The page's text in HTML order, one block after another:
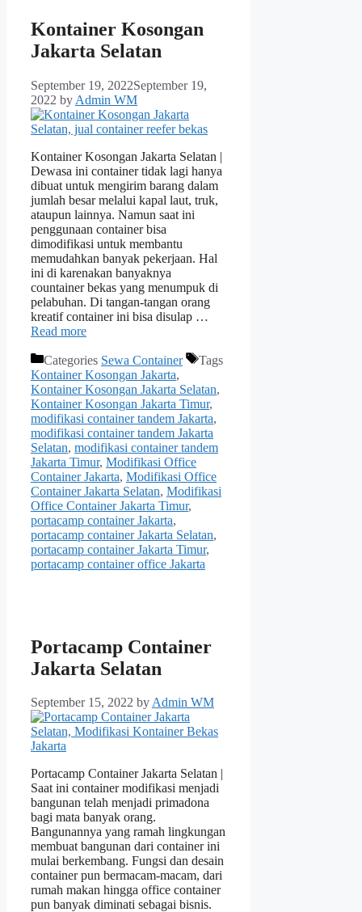
Kontainer Kosongan
Jakarta Selatan
September 19, 2022September 19,
2022 by Admin WM
Kontainer Kosongan Jakarta Selatan |
Dewasa ini container tidak lagi hanya
dibuat untuk mengirim barang dalam
jumlah besar melalui kapal laut, truk,
ataupun lainnya. Namun saat ini
penggunaan container bisa
dimodifikasi untuk membantu
memudahkan banyak pekerjaan. Hal
ini di karenakan banyaknya
countainer bekas yang menumpuk di
pelabuhan. Di tangan-tangan orang
kreatif container ini bisa disulap …
Read more
Categories Sewa Container
Tags
Kontainer Kosongan Jakarta,
Kontainer Kosongan Jakarta Selatan,
Kontainer Kosongan Jakarta Timur,
modifikasi container tandem Jakarta,
modifikasi container tandem Jakarta
Selatan, modifikasi container tandem
Jakarta Timur, Modifikasi Office
Container Jakarta, Modifikasi Office
Container Jakarta Selatan, Modifikasi
Office Container Jakarta Timur,
portacamp container Jakarta,
portacamp container Jakarta Selatan,
portacamp container Jakarta Timur,
portacamp container office Jakarta
Portacamp Container
Jakarta Selatan
September 15, 2022 byAdmin WM
Portacamp Container Jakarta Selatan |
Saat ini container modifikasi menjadi
bangunan telah menjadi primadona
bagi mata banyak orang.
Bangunannya yang ramah lingkungan
membuat bangunan dari container ini
mulai berkembang. Fungsi dan desain
container pun bermacam-macam, dari
rumah makan hingga office container
pun banyak diminati sebagai bisnis.